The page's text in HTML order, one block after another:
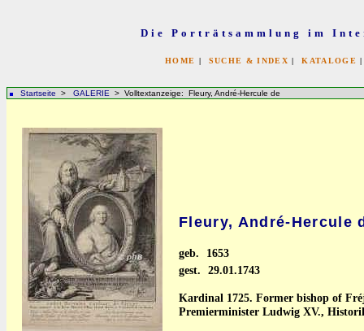
Die Porträtsammlung im
HOME | SUCHE & INDEX |KATALOGE
Startseite > GALERIE > Volltextanzeige: Fleury, André-Hercule de
Fleury, André-Hercule
geb.
1653
gest.
29.01.1743
Kardinal 1725. Former bishop of
Premierminister Ludwig XV.,